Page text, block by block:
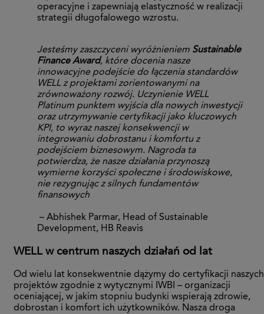
operacyjne i zapewniają elastyczność w realizacji
strategii długofalowego wzrostu.
Jesteśmy zaszczyceni wyróżnieniem Sustainable
Finance Award, które docenia nasze
innowacyjne podejście do łączenia standardów
WELL z projektami zorientowanymi na
zrównoważony rozwój. Uczynienie WELL
Platinum punktem wyjścia dla nowych inwestycji
oraz utrzymywanie certyfikacji jako kluczowych
KPI, to wyraz naszej konsekwencji w
integrowaniu dobrostanu i komfortu z
podejściem biznesowym. Nagroda ta
potwierdza, że nasze działania przynoszą
wymierne korzyści społeczne i środowiskowe,
nie rezygnując z silnych fundamentów
finansowych
– Abhishek Parmar, Head of Sustainable
Development, HB Reavis
WELL w centrum naszych działań od lat
Od wielu lat konsekwentnie dążymy do certyfikacji naszych
projektów zgodnie z wytycznymi IWBI – organizacji
oceniającej, w jakim stopniu budynki wspierają zdrowie,
dobrostan i komfort ich użytkowników. Nasza droga